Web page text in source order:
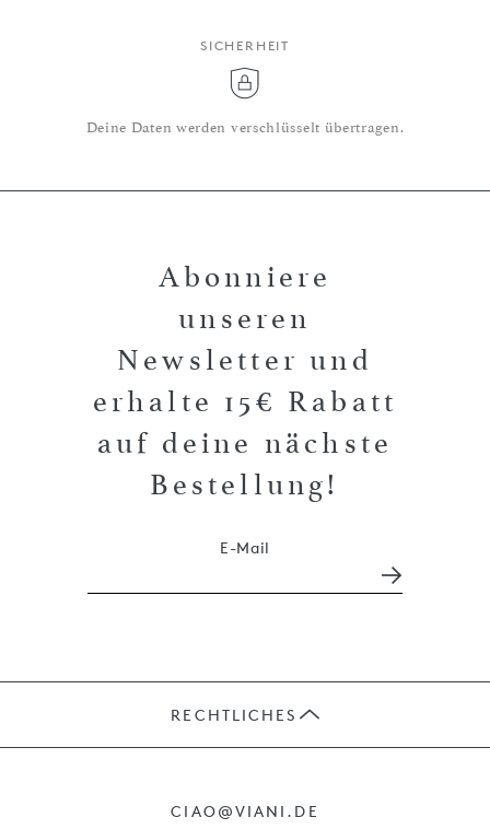
SICHERHEIT
Deine Daten werden verschlüsselt übertragen.
Abonniere
unseren
Newsletter und
erhalte 15€ Rabatt
auf deine nächste
Bestellung!
E-Mail
RECHTLICHES
CIAO@VIANI.DE